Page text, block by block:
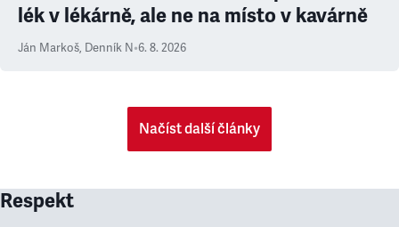
lék v lékárně, ale ne na místo v kavárně
Ján Markoš, Denník N•6. 8. 2026
Načíst další články
Respekt